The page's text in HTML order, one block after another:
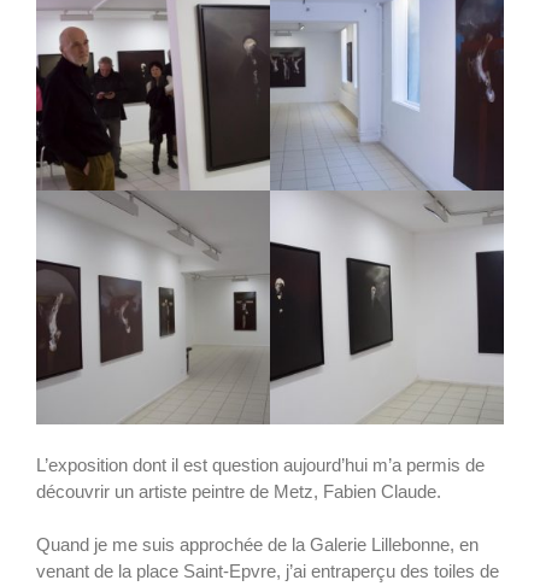
L’exposition dont il est question aujourd’hui m’a permis de
découvrir un artiste peintre de Metz, Fabien Claude.
Quand je me suis approchée de la Galerie Lillebonne, en
venant de la place Saint-Epvre, j’ai entraperçu des toiles de